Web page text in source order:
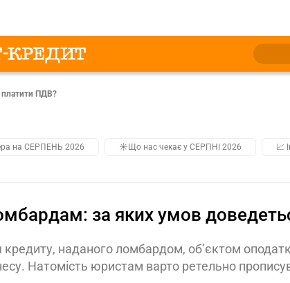
ПДВ?
на СЕРПЕНЬ 2026 ☀️Що нас чекає у СЕРПНІ 2026 📈
за яких умов
кредиту, наданого ломбардом, об’єктом
Натомість юристам варто ретельно